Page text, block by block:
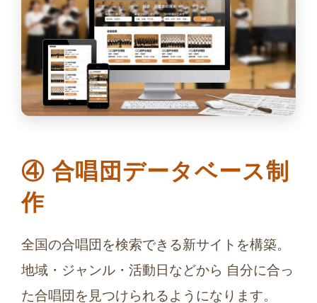
④ 合唱団データベース制
作
全国の合唱団を検索できる新サイトを構築。
地域・ジャンル・活動日などから 自分に合っ
た合唱団を見つけられるようになります。